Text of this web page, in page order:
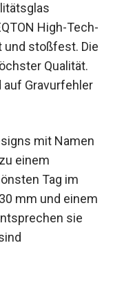
High-Tech-
und stoßfest. Die
Qualität.
auf Gravurfehler
mit Namen
einem
Tag im
mm und einem
sie